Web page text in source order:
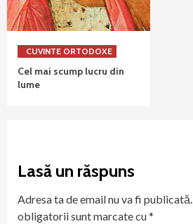
CUVINTE ORTODOXE
Cel mai scump lucru din
lume
Lasă un răspuns
Adresa ta de email nu va fi publicată.
obligatorii sunt marcate cu*